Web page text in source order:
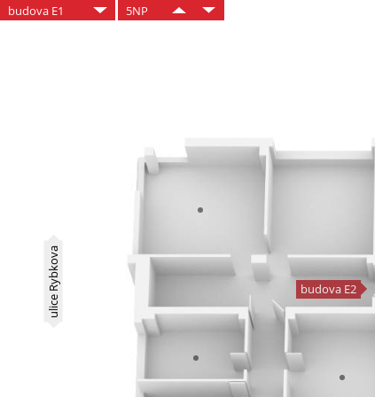
budova E1 5NP
budova E2
ulice Rybkova